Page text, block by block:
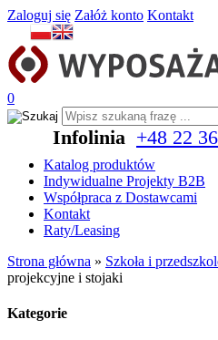
Zaloguj się Załóż konto Kontakt
0
Infolinia +48 22
Katalog produktów
Indywidualne Projekty B2B
Współpraca z Dostawcami
Kontakt
Raty/Leasing
Strona główna » Szkoła i
projekcyjne i stojaki
Kategorie